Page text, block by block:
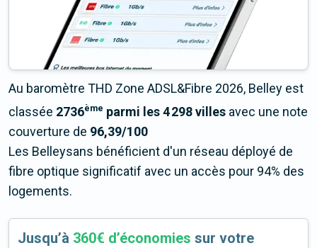
Au baromètre THD Zone ADSL&Fibre 2026, Belley est
classée 2736ème parmi les 4 298 villes avec une note
couverture de 96,39/100
Les Belleysans bénéficient d'un réseau déployé de
fibre optique significatif avec un accès pour 94% des
logements.
Jusqu’à 360€ d’économies sur votre